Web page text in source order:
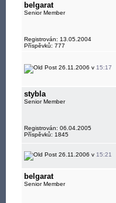
belgarat
Senior Member
Registrován: 13.05.2004
Příspěvků: 777
26.11.2006 v 15:17
stybla
Senior Member
Registrován: 06.04.2005
Příspěvků: 1845
26.11.2006 v 15:21
belgarat
Senior Member